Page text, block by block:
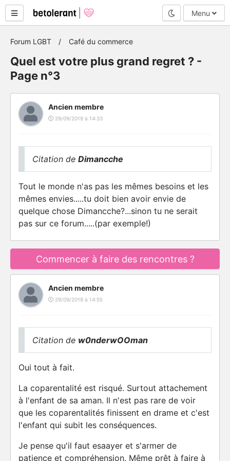
Mode nuit
Menu
Forum LGBT Café du commerce
Quel est votre plus grand regret ? -
Page n°3
Ancien membre
29/09/2019 à 14:33
Citation de Dimancche
Tout le monde n'as pas les mêmes besoins et les
mêmes envies.....tu doit bien avoir envie de
quelque chose Dimancche?...sinon tu ne serait
pas sur ce forum.....(par exemple!)
Commencer à faire des rencontres ?
Ancien membre
29/09/2019 à 14:55
Citation de w0nderwOOman
Oui tout à fait.
La coparentalité est risqué. Surtout attachement
à l'enfant de sa aman. Il n'est pas rare de voir
que les coparentalités finissent en drame et c'est
l'enfant qui subit les conséquences.
Je pense qu'il faut esaayer et s'armer de
patience et compréhension. Même prêt à faire à